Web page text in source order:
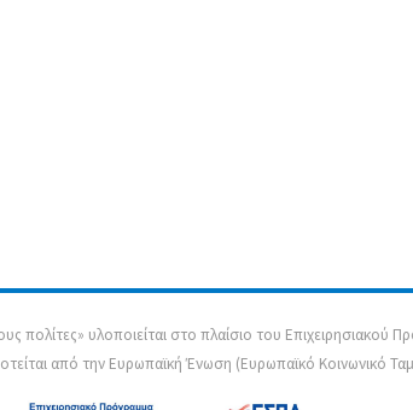
πολίτες» υλοποιείται στο πλαίσιο του Επιχειρησιακού
από την Ευρωπαϊκή Ένωση (Ευρωπαϊκό Κοινωνικό